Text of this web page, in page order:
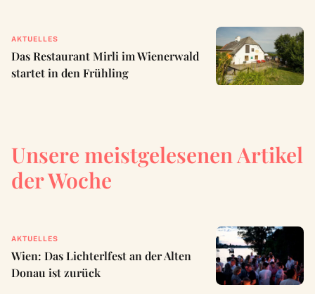
AKTUELLES
Das Restaurant Mirli im Wienerwald
startet in den Frühling
Unsere meistgelesenen Artikel
der Woche
AKTUELLES
Wien: Das Lichterlfest an der Alten
Donau ist zurück